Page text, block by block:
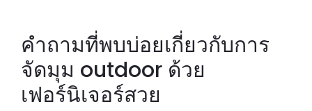
คำถามที่พบบ่อยเกี่ยวกับการ
จัดมุม outdoor ด้วย
เฟอร์นิเจอร์สวย